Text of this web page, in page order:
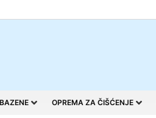
OPREMA ZA ČIŠĆENJE